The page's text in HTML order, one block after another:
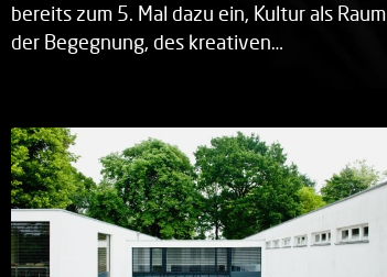
bereits zum 5. Mal dazu ein, Kultur als Raum
der Begegnung, des kreativen…